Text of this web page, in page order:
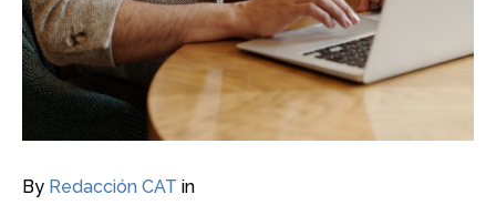
By Redacción CAT in